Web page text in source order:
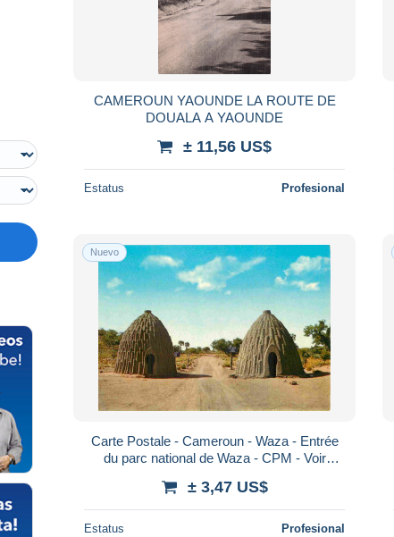
CAMEROUN YAOUNDE LA ROUTE DE
DOUALA A YAOUNDE
± 11,56 US$
Estatus Profesional
Nuevo
Carte Postale - Cameroun - Waza - Entrée
du parc national de Waza - CPM - Voir
± 3,47 US$
Estatus Profesional